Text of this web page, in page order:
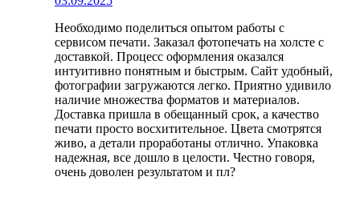
Необходимо поделиться опытом работы с
сервисом печати. Заказал фотопечать на холсте с
доставкой. Процесс оформления оказался
интуитивно понятным и быстрым. Сайт удобный,
фотографии загружаются легко. Приятно удивило
наличие множества форматов и материалов.
Доставка пришла в обещанный срок, а качество
печати просто восхитительное. Цвета смотрятся
живо, а детали проработаны отлично. Упаковка
надежная, все дошло в целости. Честно говоря,
очень доволен результатом и пл?